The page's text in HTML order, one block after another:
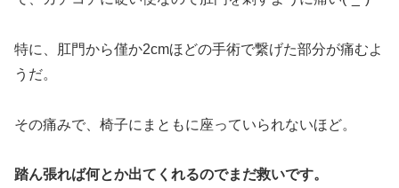
特に、肛門から僅か2cmほどの手術で繋げた部分が痛むよ
うだ。
その痛みで、椅子にまともに座っていられないほど。
踏ん張れば何とか出てくれるのでまだ救いです。